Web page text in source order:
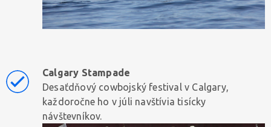
Calgary Stampade
Desaťdňový cowbojský festival v Calgary,
každoročne ho v júli navštívia tisícky
návštevníkov.